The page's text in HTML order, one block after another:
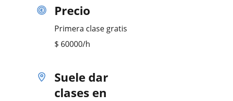
Precio
Primera clase gratis
$ 60000/h
Suele dar
clases en